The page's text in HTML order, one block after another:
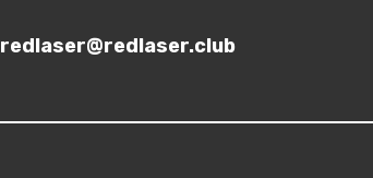
redlaser@redlaser.club